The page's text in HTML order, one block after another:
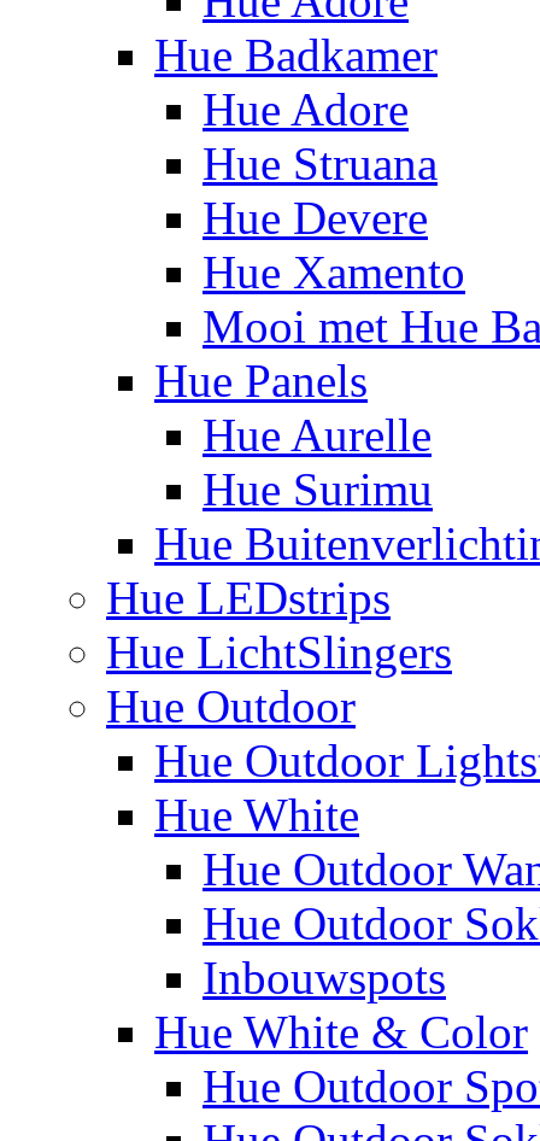
Hue Badkamer
Hue Adore
Hue Struana
Hue Devere
Hue Xamento
Mooi met Hue
Hue Panels
Hue Aurelle
Hue Surimu
Hue
Hue LEDstrips
Hue LichtSlingers
Hue Outdoor
Hue Outdoor
Hue White
Hue Outdoor
Hue Outdoor
Inbouwspots
Hue White & Color
Hue Outdoor